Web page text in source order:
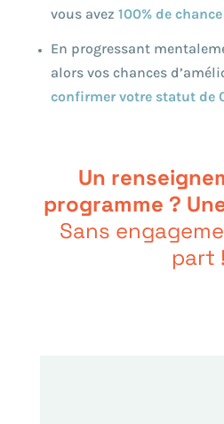
vous avez 100% de
En progressant
alors vos chances
confirmer votre statut de
Un
programme ?
Sans
part !